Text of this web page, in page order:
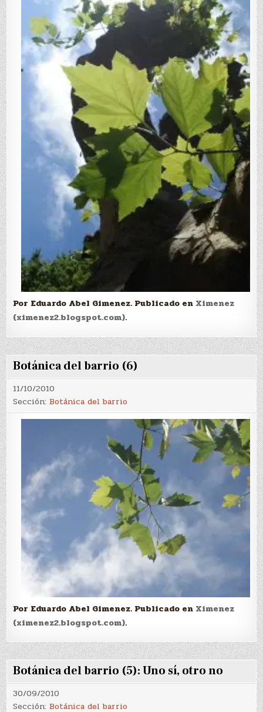
Por Eduardo Abel Gimenez. Publicado en Ximenez
(ximenez2.blogspot.com).
Botánica del barrio (6)
11/10/2010
Sección:Botánica del barrio
Por Eduardo Abel Gimenez. Publicado en Ximenez
(ximenez2.blogspot.com).
Botánica del barrio (5): Uno sí, otro no
30/09/2010
Sección:Botánica del barrio